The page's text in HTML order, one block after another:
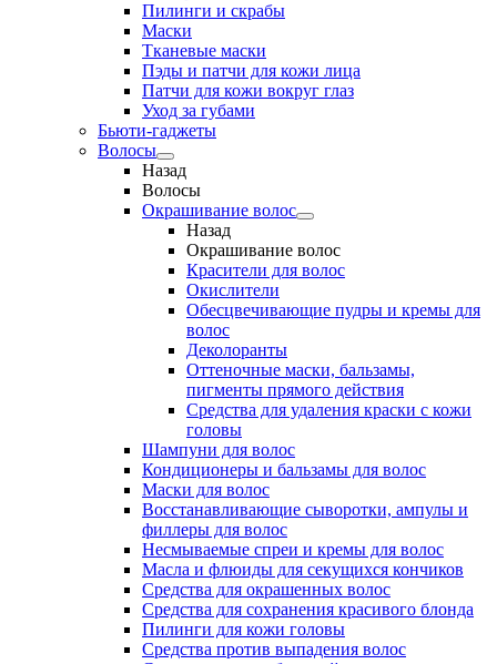
Пилинги и скрабы
Маски
Тканевые маски
Пэды и патчи для кожи лица
Патчи для кожи вокруг глаз
Уход за губами
Бьюти-гаджеты
Волосы
Назад
Волосы
Окрашивание волос
Назад
Окрашивание волос
Красители для волос
Окислители
Обесцвечивающие пудры и кремы для
волос
Деколоранты
Оттеночные маски, бальзамы,
пигменты прямого действия
Средства для удаления краски с кожи
головы
Шампуни для волос
Кондиционеры и бальзамы для волос
Маски для волос
Восстанавливающие сыворотки, ампулы и
филлеры для волос
Несмываемые спреи и кремы для волос
Масла и флюиды для секущихся кончиков
Средства для окрашенных волос
Средства для сохранения красивого блонда
Пилинги для кожи головы
Средства против выпадения волос